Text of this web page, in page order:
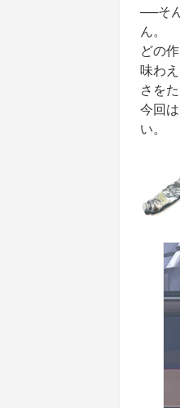
──そ
ん。
どの
味わ
さを
今回
い。